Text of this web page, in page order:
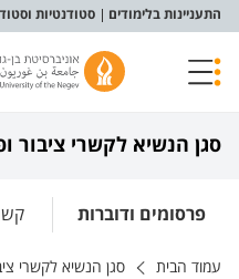
תפריט נגישות
התעניינות בלימודים סטודנטיות
סגן הנשיא לקשרי ציבור
פרסומים ודוברות
עמוד הבית סגן הנשיא לקשרי